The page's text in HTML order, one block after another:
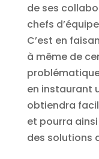
de ses
chefs
C’est en
à même de
en instaurant
obtiendra
et pourra
des solutions